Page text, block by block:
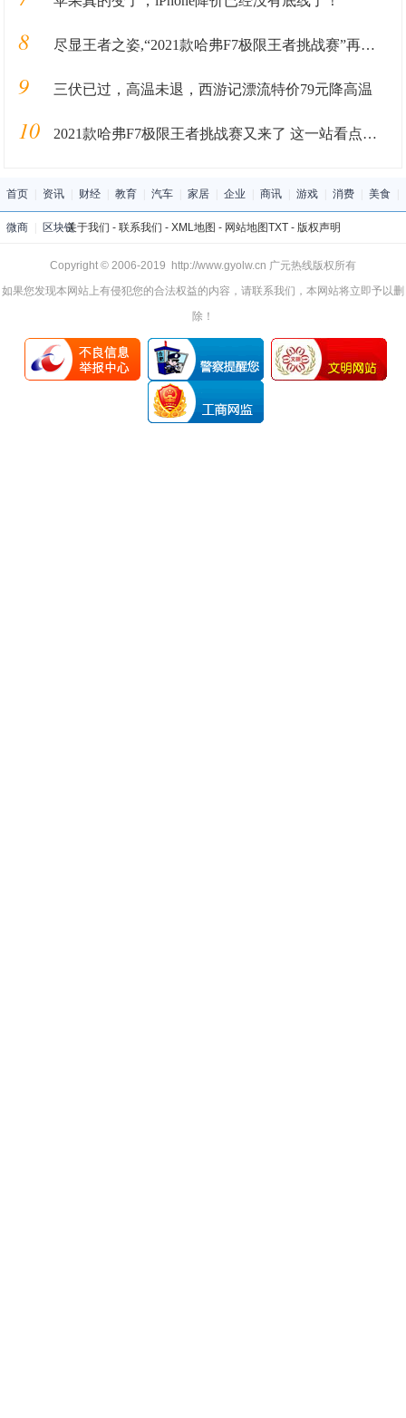
8 尽显王者之姿,“2021款哈弗F7极限王者挑战赛”再度来袭!
9 三伏已过，高温未退，西游记漂流特价79元降高温
10 2021款哈弗F7极限王者挑战赛又来了 这一站看点更多!
首页 资讯 财经 教育 汽车 家居 企业 商讯 游戏 消费 美食
微商 区块链关于我们 - 联系我们 - XML地图 - 网站地图TXT- 版权声明
Copyright © 2006-2019 http://www.gyolw.cn 广元热线版权所有
如果您发现本网站上有侵犯您的合法权益的内容，请联系我们，本网站将立即予以删
除！